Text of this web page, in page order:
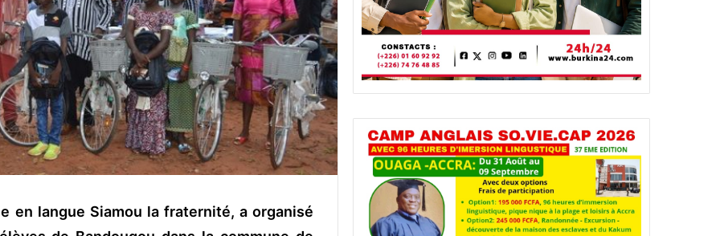
en langue Siamou la fraternité, a organisé